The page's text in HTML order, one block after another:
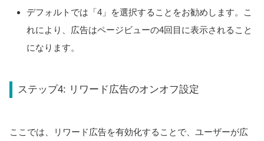
デフォルトでは「4」を選択することをお勧めします。こ
れにより、広告はページビューの4回目に表示されること
になります。
ステップ4: リワード広告のオンオフ設定
ここでは、リワード広告を有効化することで、ユーザーが広